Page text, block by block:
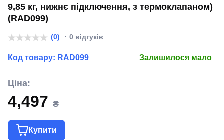
9,85 кг, нижнє підключення, з термоклапаном)
(RAD099)
(0) · 0 відгуків
Код товару: RAD099 Залишилося мало
Ціна:
4,497 ₴
Купити